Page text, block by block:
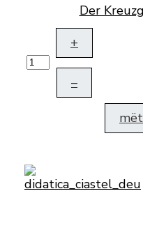
Der
+
–